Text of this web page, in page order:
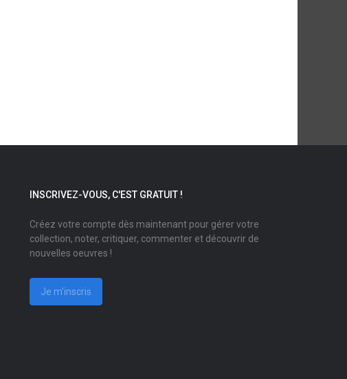
INSCRIVEZ-VOUS, C'EST GRATUIT !
Créez votre compte dès maintenant pour gérer votre
collection, noter, critiquer, commenter et découvrir de
nouvelles oeuvres !
Je m'inscris